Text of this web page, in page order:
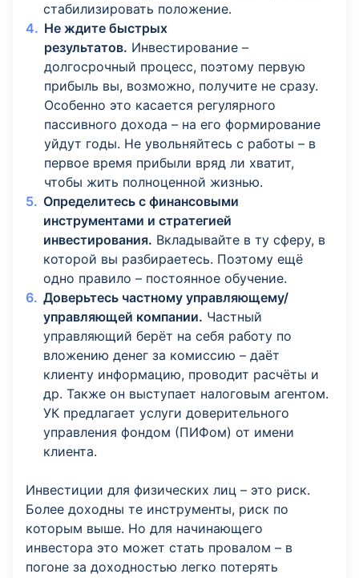
стабилизировать положение.
Не ждите быстрых
результатов. Инвестирование –
долгосрочный процесс, поэтому первую
прибыль вы, возможно, получите не сразу.
Особенно это касается регулярного
пассивного дохода – на его формирование
уйдут годы. Не увольняйтесь с работы – в
первое время прибыли вряд ли хватит,
чтобы жить полноценной жизнью.
Определитесь с финансовыми
инструментами и стратегией
инвестирования. Вкладывайте в ту сферу, в
которой вы разбираетесь. Поэтому ещё
одно правило – постоянное обучение.
Доверьтесь частному управляющему/
управляющей компании. Частный
управляющий берёт на себя работу по
вложению денег за комиссию – даёт
клиенту информацию, проводит расчёты и
др. Также он выступает налоговым агентом.
УК предлагает услуги доверительного
управления фондом (ПИФом) от имени
клиента.
Инвестиции для физических лиц – это риск.
Более доходны те инструменты, риск по
которым выше. Но для начинающего
инвестора это может стать провалом – в
погоне за доходностью легко потерять